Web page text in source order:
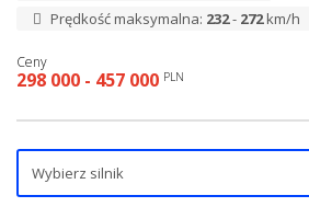
Prędkość maksymalna: 232- 272km/h
Ceny
298 000 - 457 000 PLN